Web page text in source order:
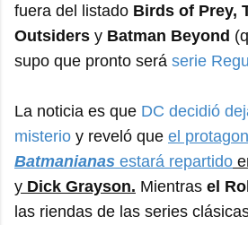
fuera del listado Birds of Prey,
Outsiders y Batman Beyond
supo que pronto será serie
La noticia es que DC decidió
misterio y reveló que el
Batmanianas estará repartido
y Dick Grayson. Mientras el
las riendas de las series